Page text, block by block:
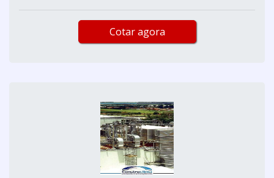
Cotar agora